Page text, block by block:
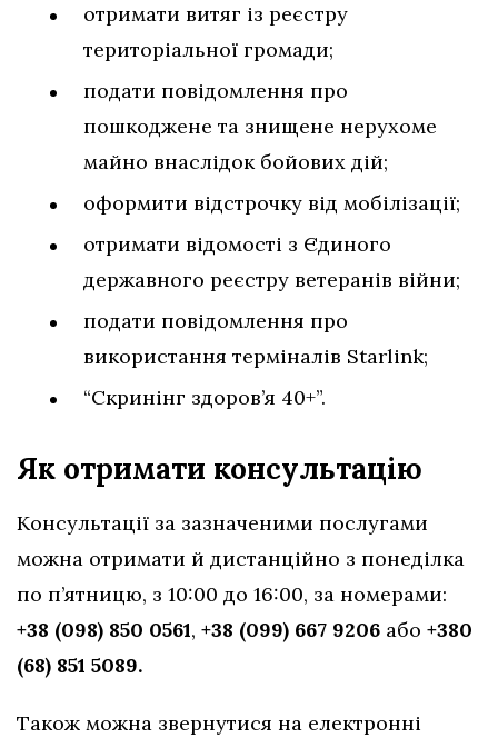
отримати витяг із реєстру
територіальної громади;
подати повідомлення про
пошкоджене та знищене нерухоме
майно внаслідок бойових дій;
оформити відстрочку від мобілізації;
отримати відомості з Єдиного
державного реєстру ветеранів війни;
подати повідомлення про
використання терміналів Starlink;
“Скринінг здоров’я 40+”.
Як отримати консультацію
Консультації за зазначеними послугами
можна отримати й дистанційно з понеділка
по п’ятницю, з 10:00 до 16:00, за номерами:
+38 (098) 850 0561, +38 (099) 667 9206 або +380
(68) 851 5089.
Також можна звернутися на електронні